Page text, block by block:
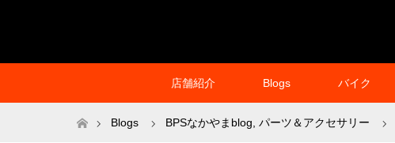
店舗紹介 Blogs バイク
ホームBlogs BPSなかやまblog パーツ＆アクセサリー